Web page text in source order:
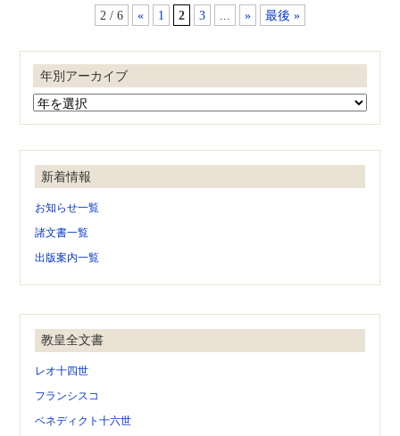
2 / 6 « 1 2 3 » 最後 »
年別アーカイブ
新着情報
お知らせ一覧
諸文書一覧
出版案内一覧
教皇全文書
レオ十四世
フランシスコ
ベネディクト十六世